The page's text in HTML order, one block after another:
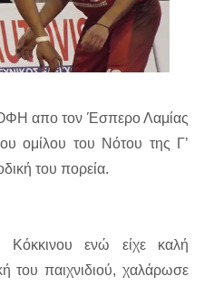
απο τον Έσπερο Λαμίας
ομίλου του Νότου της Γ’
του πορεία.
Κόκκινου ενώ είχε καλή
του παιχνιδιού, χαλάρωσε